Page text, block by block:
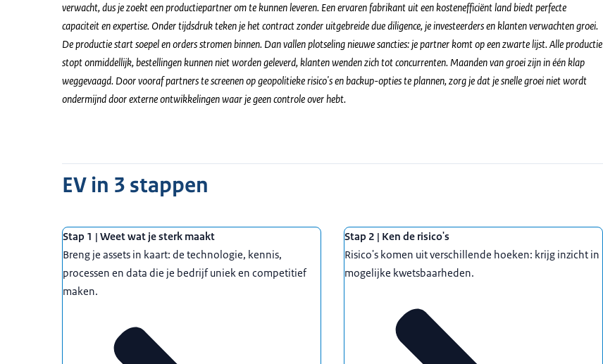
verwacht, dus je zoekt een productiepartner om te kunnen leveren. Een ervaren fabrikant uit een kostenefficiënt land biedt perfecte
capaciteit en expertise. Onder tijdsdruk teken je het contract zonder uitgebreide due diligence, je investeerders en klanten verwachten groei.
De productie start soepel en orders stromen binnen. Dan vallen plotseling nieuwe sancties: je partner komt op een zwarte lijst. Alle productie
stopt onmiddellijk, bestellingen kunnen niet worden geleverd, klanten wenden zich tot concurrenten. Maanden van groei zijn in één klap
weggevaagd. Door vooraf partners te screenen op geopolitieke risico's en backup-opties te plannen, zorg je dat je snelle groei niet wordt
ondermijnd door externe ontwikkelingen waar je geen controle over hebt.
EV in 3 stappen
Stap 1 | Weet wat je sterk maakt
Breng je assets in kaart: de technologie, kennis,
processen en data die je bedrijf uniek en competitief
maken.
Stap 2 | Ken de risico's
Risico's komen uit verschillende hoeken: krijg inzicht in
mogelijke kwetsbaarheden.